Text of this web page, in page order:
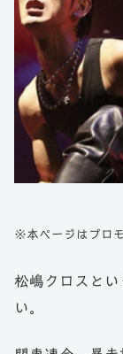
※本ページはプロ
松嶋クロスと
い。